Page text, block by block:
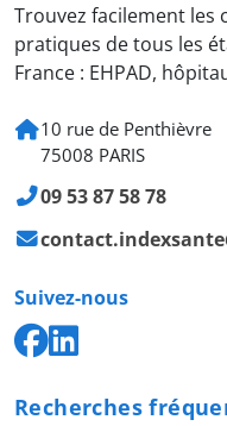
Trouvez facilement
pratiques de tous les
France : EHPAD,
10 rue de Penthièvre
75008 PARIS
09 53 87 58 78
Suivez-nous
Recherches